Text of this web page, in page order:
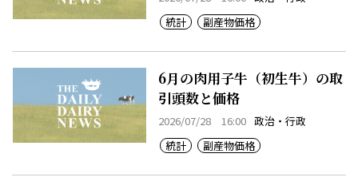
統計
副産物価格
6月の肉用子牛（初生牛）の取
引頭数と価格
2026/07/28 16:00 政治・行政
統計
副産物価格